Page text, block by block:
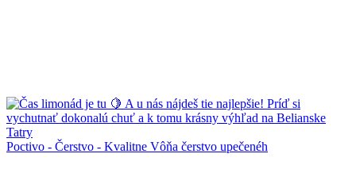
Poctivo - Čerstvo - Kvalitne Vôňa čerstvo upečenéh